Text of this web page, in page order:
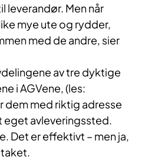
leverandør. Men når
mye ute og rydder,
med de andre, sier
av tre dyktige
i AGVene, (les:
med riktig adresse
eget avleveringssted.
Det er effektivt – men ja,